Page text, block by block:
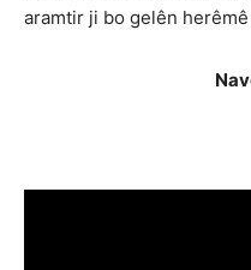
aramtir ji bo gelên
Navenda